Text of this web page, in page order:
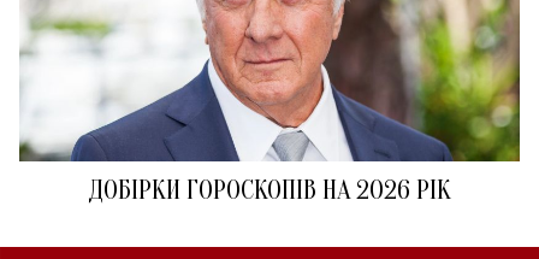
ДОБІРКИ ГОРОСКОПІВ НА 2026 РІК